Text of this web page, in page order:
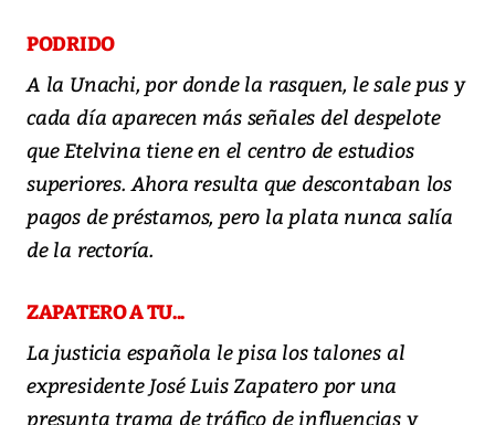
PODRIDO
A la Unachi, por donde la rasquen, le sale pus y
cada día aparecen más señales del despelote
que Etelvina tiene en el centro de estudios
superiores. Ahora resulta que descontaban los
pagos de préstamos, pero la plata nunca salía
de la rectoría.
ZAPATERO A TU...
La justicia española le pisa los talones al
expresidente José Luis Zapatero por una
presunta trama de tráfico de influencias y